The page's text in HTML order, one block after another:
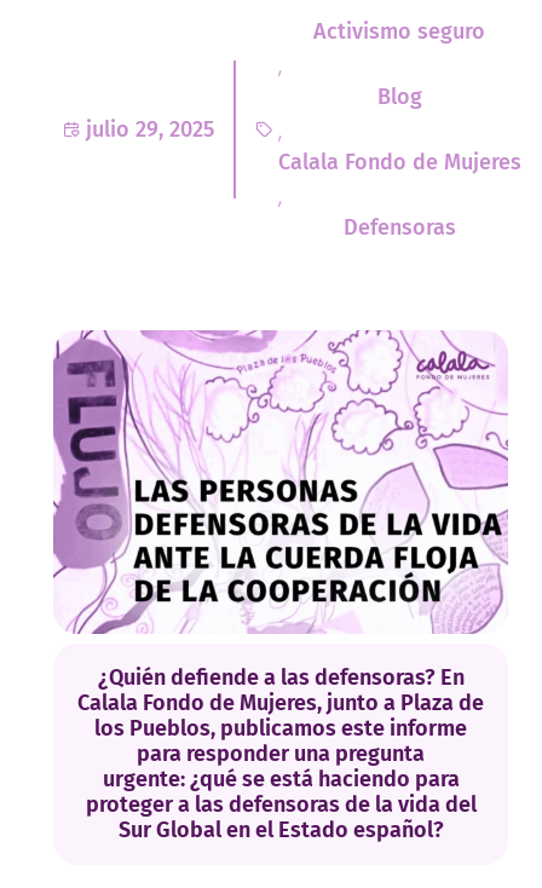
julio 29, 2025
Activismo seguro
,
Blog
,
Calala Fondo de Mujeres
,
Defensoras
¿Quién defiende a las defensoras? En
Calala Fondo de Mujeres, junto a Plaza de
los Pueblos, publicamos este informe
para responder una pregunta
urgente: ¿qué se está haciendo para
proteger a las defensoras de la vida del
Sur Global en el Estado español?